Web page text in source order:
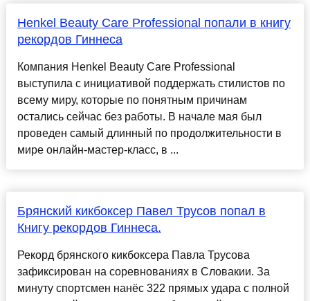
Henkel Beauty Care Professional попали в книгу
рекордов Гиннеса
Компания Henkel Beauty Care Professional
выступила с инициативой поддержать стилистов по
всему миру, которые по понятным причинам
остались сейчас без работы. В начале мая был
проведен самый длинный по продолжительности в
мире онлайн-мастер-класс, в ...
Брянский кикбоксер Павел Трусов попал в
Книгу рекордов Гиннеса.
Рекорд брянского кикбоксера Павла Трусова
зафиксирован на соревнованиях в Словакии. За
минуту спортсмен нанёс 322 прямых удара с полной